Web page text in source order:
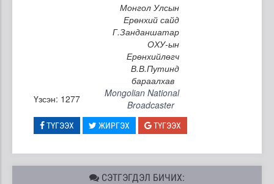
Монгол Улсын
Ерөнхий сайд
Г.Занданшатар
ОХУ-ын
Ерөнхийлөгч
В.В.Путинд
бараалхав
Үзсэн: 1277
Mongolian National
Broadcaster
ТҮГЭЭХ ЖИРГЭХ ТҮГЭЭХ
СЭТГЭГДЭЛ БИЧИХ: